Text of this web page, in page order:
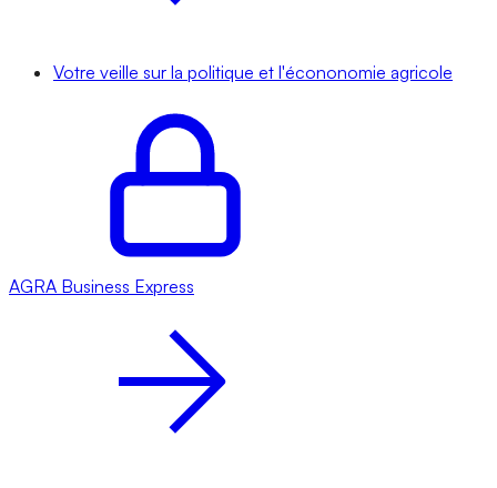
Votre veille sur la politique et l'écononomie agricole
AGRA Business Express